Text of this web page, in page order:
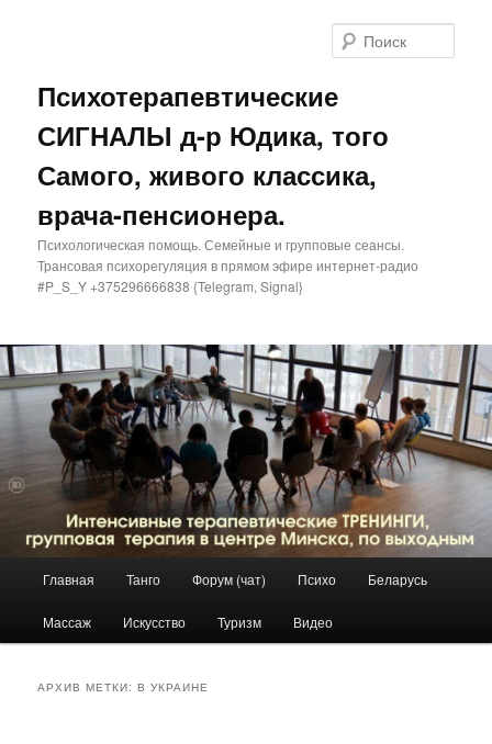
Психотерапевтические
СИГНАЛЫ д-р Юдика, того
Самого, живого классика,
врача-пенсионера.
Психологическая помощь. Семейные и групповые сеансы.
Трансовая психорегуляция в прямом эфире интернет-радио
#P_S_Y +375296666838 {Telegram, Signal}
Перейти
к
Перейти
к
Главная Танго Форум (чат) Психо Беларусь
Массаж Искусство Туризм Видео
АРХИВ МЕТКИ:В УКРАИНЕ